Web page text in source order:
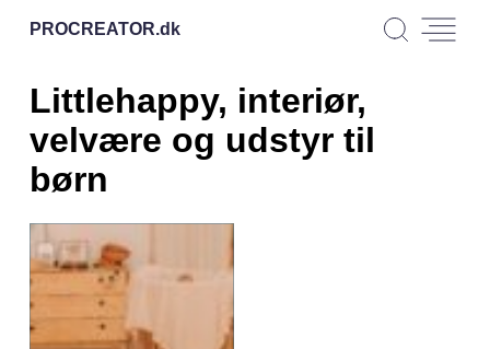
PROCREATOR.dk
Littlehappy, interiør,
velvære og udstyr til
børn